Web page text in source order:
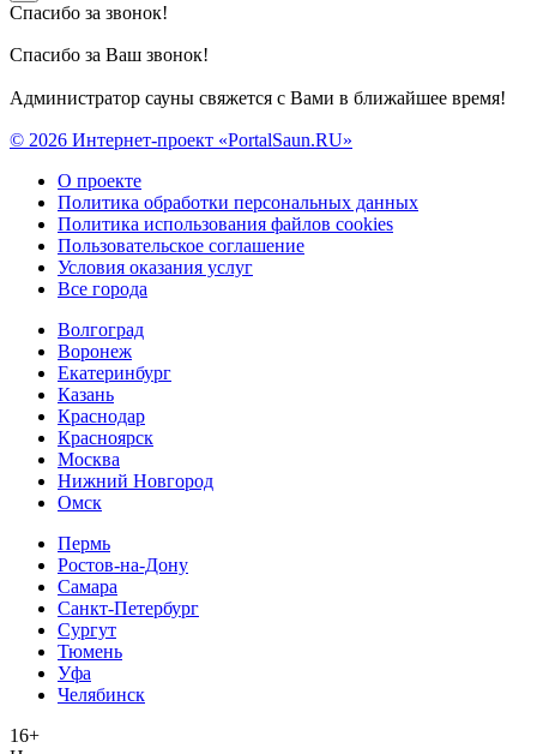
Спасибо за звонок!
Спасибо за Ваш звонок!
Администратор сауны свяжется с Вами в ближайшее время!
© 2026 Интернет-проект «PortalSaun.RU»
О проекте
Политика обработки персональных данных
Политика использования файлов cookies
Пользовательское соглашение
Условия оказания услуг
Все города
Волгоград
Воронеж
Екатеринбург
Казань
Краснодар
Красноярск
Москва
Нижний Новгород
Омск
Пермь
Ростов-на-Дону
Самара
Санкт-Петербург
Сургут
Тюмень
Уфа
Челябинск
16+